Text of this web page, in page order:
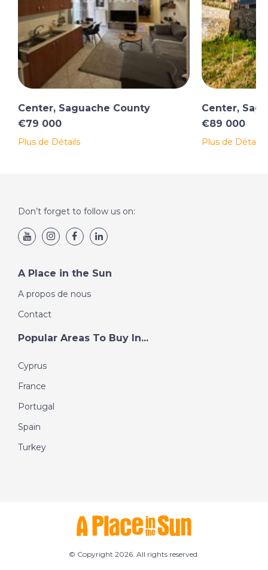
Center, Saguache County
€79 000
Plus de Détails
Center,
€89 000
Plus de Détails
Don’t forget to follow us on:
A Place in the Sun
A propos de nous
Contact
Popular Areas To Buy In...
Cyprus
France
Portugal
Spain
Turkey
© Copyright 2026. All rights reserved.